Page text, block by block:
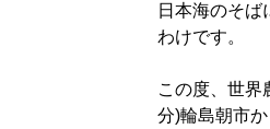
日本海のそば
わけです。
この度、世界
分)輪島朝市